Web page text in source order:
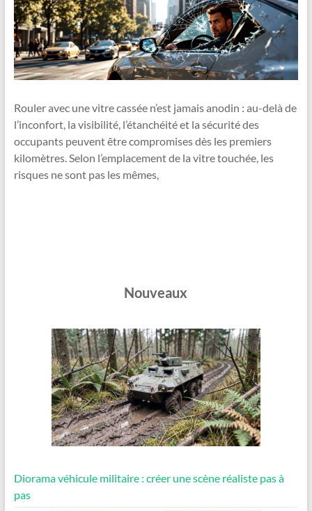
Rouler avec une vitre cassée n’est jamais anodin : au-delà de
l’inconfort, la visibilité, l’étanchéité et la sécurité des
occupants peuvent être compromises dès les premiers
kilomètres. Selon l’emplacement de la vitre touchée, les
risques ne sont pas les mêmes,
Nouveaux
Diorama véhicule militaire : créer une scène réaliste pas à
pas